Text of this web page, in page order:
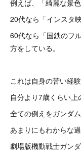
例えば、「綺麗な景
20代なら「インスタ
60代なら「国鉄のフ
方をしている。
これは自身の苦い経験
自分より7歳くらい上
全ての例えをガンダ
あまりにもわからな過
劇場版機動戦士ガン